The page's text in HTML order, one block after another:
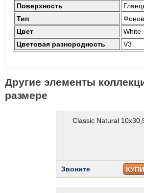
Поверхность
Тип
Цвет
White
Цветовая разнородность
V3
Другие элементы
размере
Classic Natural
Звоните